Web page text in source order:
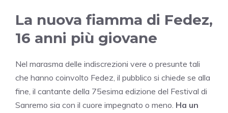
La nuova fiamma di Fedez,
16 anni più giovane
Nel marasma delle indiscrezioni vere o presunte tali
che hanno coinvolto Fedez, il pubblico si chiede se alla
fine, il cantante della 75esima edizione del Festival di
Sanremo sia con il cuore impegnato o meno. Ha un